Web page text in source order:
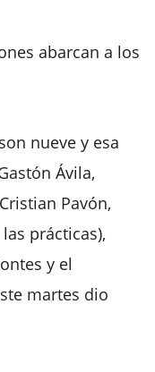
abarcan a los
nueve y esa
Ávila,
Pavón,
prácticas),
y el
martes dio